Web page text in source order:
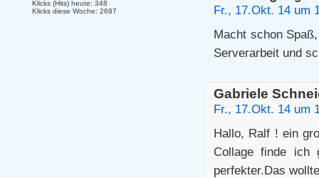
Fr., 17.Okt. 14 um
Macht schon
Serverarbeit und
Gabriele
Fr., 17.Okt. 14 um
Hallo, Ralf ! ein
Collage finde ich
perfekter.Das
Klicks (Hits) heute: 348
Klicks diese Woche: 2687